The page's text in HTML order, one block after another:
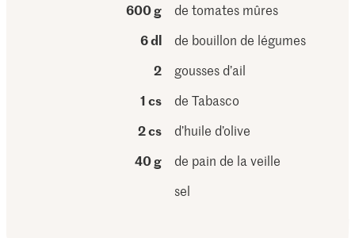
600 g
de tomates mûres
6 dl
de bouillon de légumes
2
gousses d’ail
1 cs
de Tabasco
2 cs
d’huile d’olive
40 g
de pain de la veille
sel